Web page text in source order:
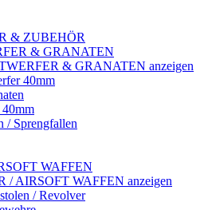
& ZUBEHÖR
& GRANATEN
& GRANATEN anzeigen
40mm
40mm
/ Sprengfallen
WAFFEN
/ AIRSOFT WAFFEN anzeigen
/ Revolver